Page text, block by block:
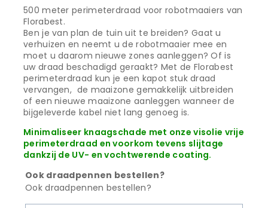
500 meter perimeterdraad voor robotmaaiers van
Florabest.
Ben je van plan de tuin uit te breiden? Gaat u
verhuizen en neemt u de robotmaaier mee en
moet u daarom nieuwe zones aanleggen? Of is
uw draad beschadigd geraakt? Met de Florabest
perimeterdraad kun je een kapot stuk draad
vervangen, de maaizone gemakkelijk uitbreiden
of een nieuwe maaizone aanleggen wanneer de
bijgeleverde kabel niet lang genoeg is.
Minimaliseer knaagschade met onze visolie vrije
perimeterdraad en voorkom tevens slijtage
dankzij de UV- en vochtwerende coating.
Ook draadpennen bestellen?
Ook draadpennen bestellen?